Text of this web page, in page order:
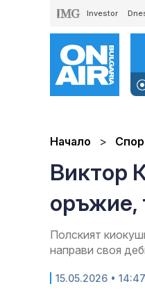
Investor
Начало
Виктор
оръжие,
Полският
направи своя
15.05.2026 • 14:47